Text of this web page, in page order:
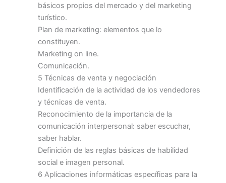
básicos propios del mercado y del marketing
turístico.
Plan de marketing: elementos que lo
constituyen.
Marketing on line.
Comunicación.
5 Técnicas de venta y negociación
Identificación de la actividad de los vendedores
y técnicas de venta.
Reconocimiento de la importancia de la
comunicación interpersonal: saber escuchar,
saber hablar.
Definición de las reglas básicas de habilidad
social e imagen personal.
6 Aplicaciones informáticas específicas para la